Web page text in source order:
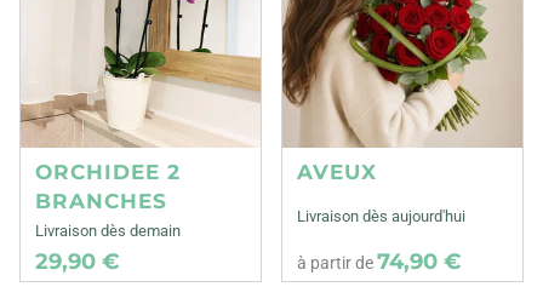
ORCHIDEE 2
BRANCHES
Livraison dès demain
29,90 €
AVEUX
Livraison dès aujourd'hui
à partir de74,90 €